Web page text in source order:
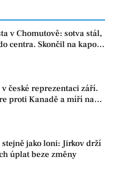
v Chomutově: sotva stál,
centra. Skončil na kapotě
v české reprezentaci září.
proti Kanadě a míří na
Cup
jako loni: Jirkov drží
úplat beze změny